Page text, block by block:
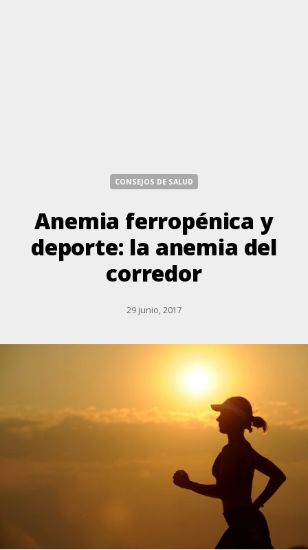
CONSEJOS DE SALUD
Anemia ferropénica y
deporte: la anemia del
corredor
29 junio, 2017